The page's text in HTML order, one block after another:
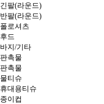
긴팔(라운드)
반팔(라운드)
폴로셔츠
후드
바지/기타
판촉물
판촉물
물티슈
휴대용티슈
종이컵